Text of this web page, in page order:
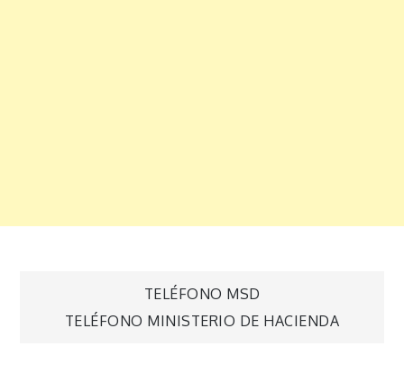
Navegación
TELÉFONO MSD
TELÉFONO MINISTERIO DE HACIENDA